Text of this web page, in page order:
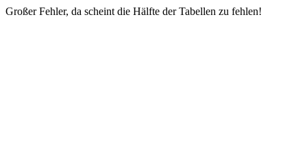
Großer Fehler, da scheint die Hälfte der Tabellen zu fehlen!